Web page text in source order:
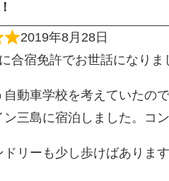
2019年8月28日
合宿免許でお世話になりま
自動車学校を考えていたの
ン三島に宿泊しました。コ
ドリーも少し歩けばありま